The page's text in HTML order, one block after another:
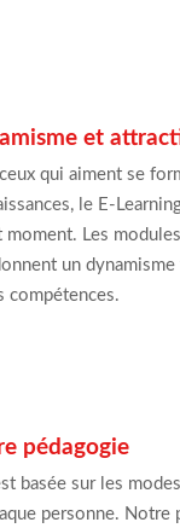
et
qui aiment se
le E-
moment. Les
un
compétences.
pédagogie
basée sur les
personne. Notre